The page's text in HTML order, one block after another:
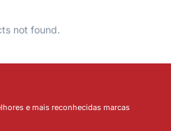
not found.
e mais reconhecidas marcas